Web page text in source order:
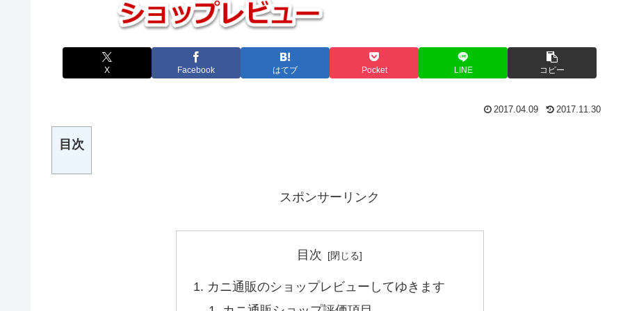
X Facebook はてブ Pocket LINE コピー
2017.04.09 2017.11.30
目次
スポンサーリンク
目次
カニ通販のショップレビューしてゆきます